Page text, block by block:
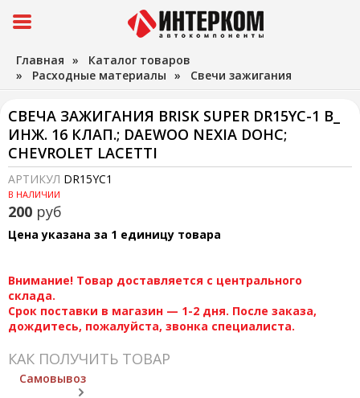
Главная » Каталог товаров
» Расходные материалы » Свечи зажигания
СВЕЧА ЗАЖИГАНИЯ BRISK SUPER DR15YC-1 В_
ИНЖ. 16 КЛАП.; DAEWOO NEXIA DOHC;
CHEVROLET LACETTI
АРТИКУЛ DR15YC1
В НАЛИЧИИ
200 руб
Цена указана за 1 единицу товара
Внимание! Товар доставляется с центрального
склада.
Срок поставки в магазин — 1-2 дня. После заказа,
дождитесь, пожалуйста, звонка специалиста.
КАК ПОЛУЧИТЬ ТОВАР
Самовывоз